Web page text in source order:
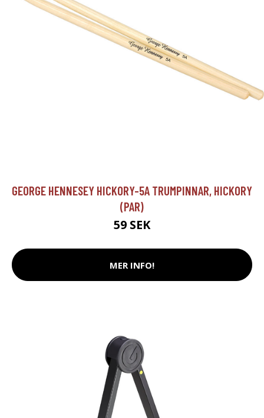
GEORGE HENNESEY HICKORY-5A TRUMPINNAR, HICKORY
(PAR)
59 SEK
MER INFO!